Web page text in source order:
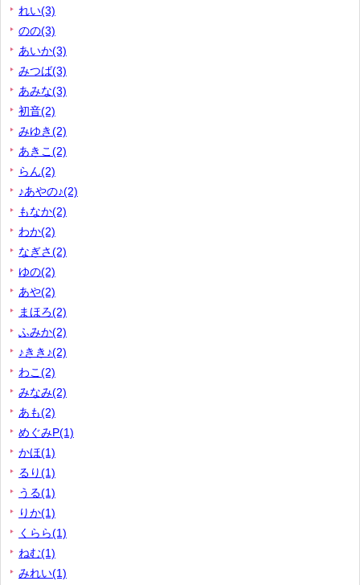
れい(3)
のの(3)
あいか(3)
みつば(3)
あみな(3)
初音(2)
みゆき(2)
あきこ(2)
らん(2)
♪あやの♪(2)
もなか(2)
わか(2)
なぎさ(2)
ゆの(2)
あや(2)
まほろ(2)
ふみか(2)
♪きき♪(2)
わこ(2)
みなみ(2)
あも(2)
めぐみP(1)
かほ(1)
るり(1)
うる(1)
りか(1)
くらら(1)
ねむ(1)
みれい(1)